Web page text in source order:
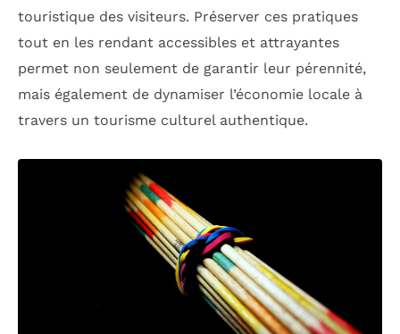
touristique des visiteurs. Préserver ces pratiques
tout en les rendant accessibles et attrayantes
permet non seulement de garantir leur pérennité,
mais également de dynamiser l’économie locale à
travers un tourisme culturel authentique.